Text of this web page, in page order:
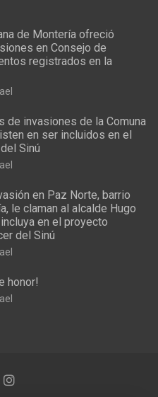
de Montería ofreció
en Consejo de
registrados en la
de invasiones de la Comuna
en ser incluidos en el
Sinú
en Paz Norte, barrio
le claman al alcalde Hugo
en el proyecto
del Sinú
honor!